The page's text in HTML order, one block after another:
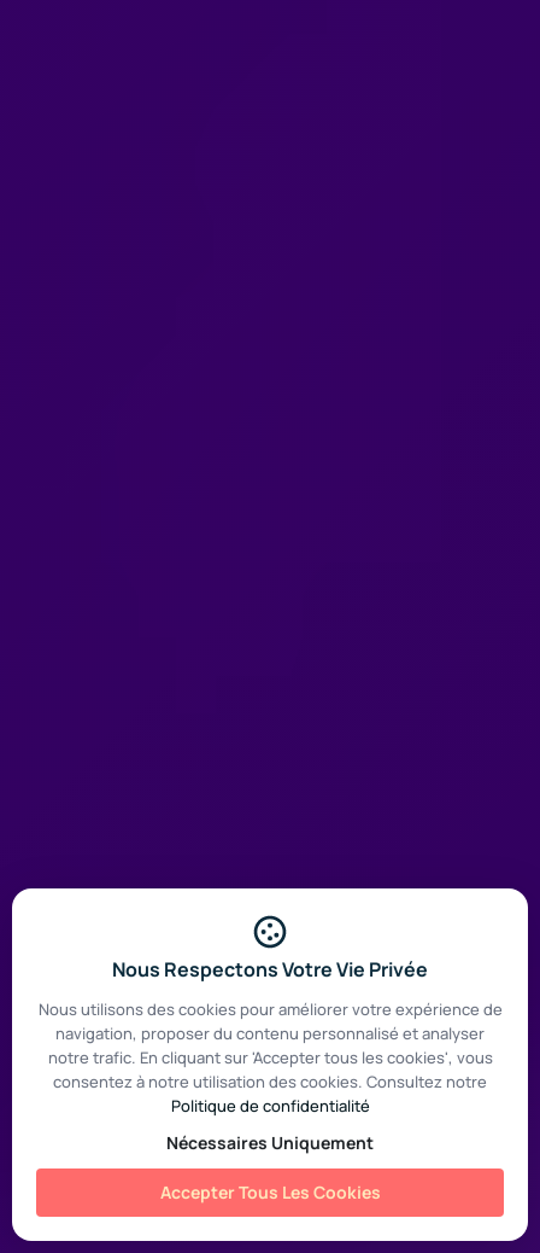
Nous Respectons Votre Vie Privée
Nous utilisons des cookies pour améliorer votre expérience de
navigation, proposer du contenu personnalisé et analyser
notre trafic. En cliquant sur 'Accepter tous les cookies', vous
consentez à notre utilisation des cookies. Consultez notre
Politique de confidentialité
Nécessaires Uniquement
Accepter Tous Les Cookies